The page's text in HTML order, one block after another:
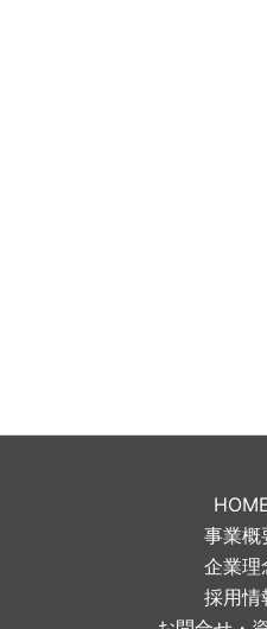
事業概
企業理
採用情